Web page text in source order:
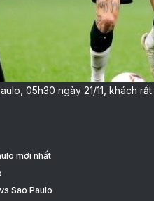
05h30 ngày 21/11, khách rất
mới nhất
Sao Paulo